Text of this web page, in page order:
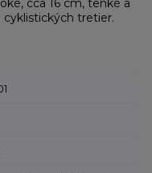
cca 16 cm, tenké a
cyklistických tretier.